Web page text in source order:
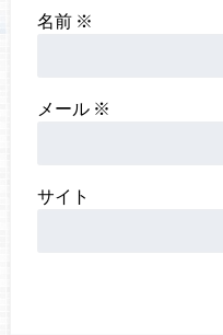
名前 ※
メール ※
サイト